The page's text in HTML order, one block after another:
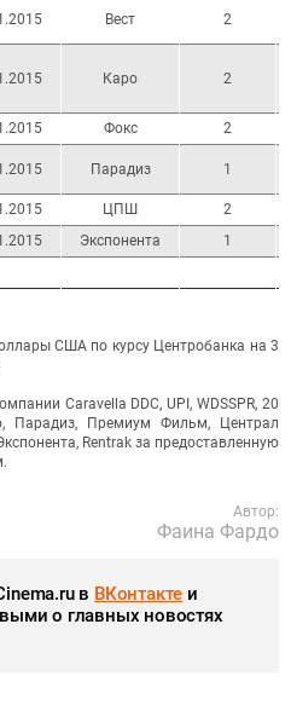
Вест 2
Каро 2
Фокс 2
Парадиз 1
ЦПШ 2
Экспонента 1
США по курсу Центробанка на 3
Caravella DDC, UPI, WDSSPR, 20
Парадиз, Премиум Фильм, Централ
Rentrak за предоставленную
Автор:
Фаина Фардо
в ВКонтакте и
о главных новостях